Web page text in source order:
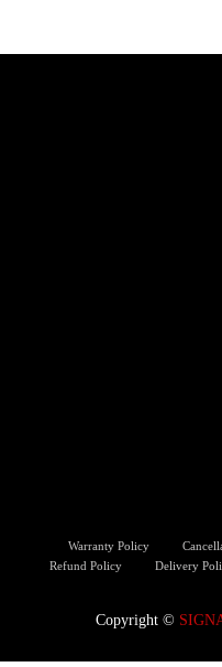
Warranty Policy
Refund Policy
Delivery
Copyright ©️